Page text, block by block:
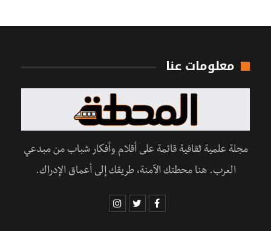
معلومات عنا
مجلة علمية ثقافية قائمة على أقلام وأفكار شباب من مبدعي
العرب. هنا محطتك الآمنة، طريقك إلى أعماق الإدراك.